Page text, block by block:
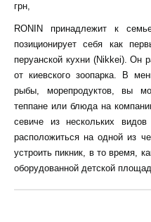
грн,
RONIN принадлежит к
позиционирует себя как
перуанской кухни (Nikkei). Он
от киевского зоопарка. В
рыбы, морепродуктов, вы
теппане или блюда на
севиче из нескольких
расположиться на одной из
устроить пикник, в то время,
оборудованной детской